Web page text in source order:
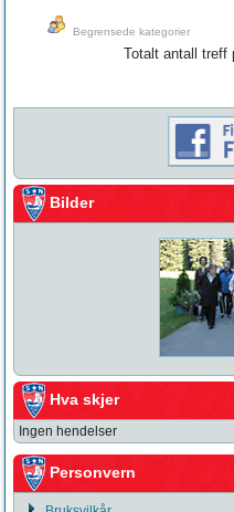
Begrensede kategorier
Totalt antall treff
Bilder
Hva skjer
Ingen hendelser
Personvern